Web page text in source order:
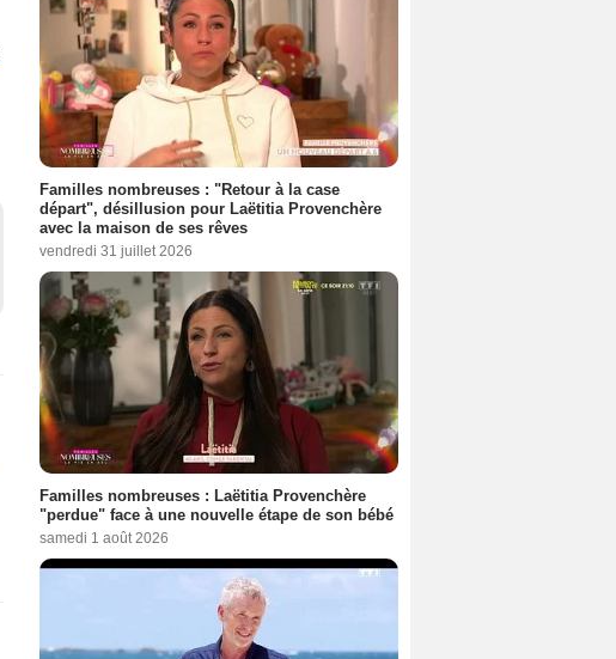
Familles nombreuses : "Retour à la case
départ", désillusion pour Laëtitia Provenchère
avec la maison de ses rêves
vendredi 31 juillet 2026
Familles nombreuses : Laëtitia Provenchère
"perdue" face à une nouvelle étape de son bébé
samedi 1 août 2026